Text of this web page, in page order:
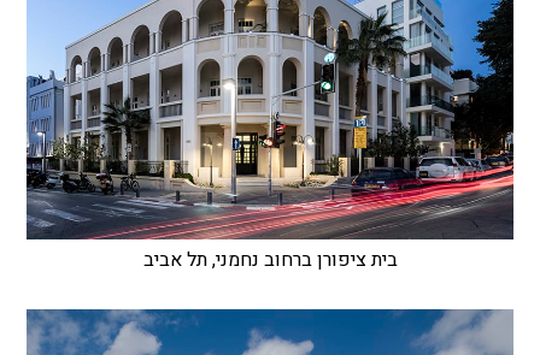
בית ציפורן ברחוב נחמני, תל אביב